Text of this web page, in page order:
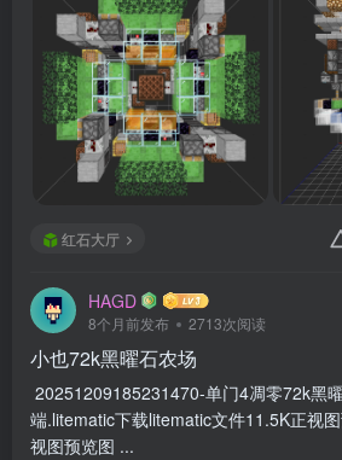
红石大厅
HAGD
8个月前发布 2713次阅读
小也72k黑曜石农场
20251209185231470-单门4凋零72k黑
端.litematic下载litematic文件11.5K正视
视图预览图 ...